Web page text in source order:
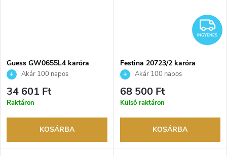
Guess GW0655L4 karóra
Akár 100 napos
visszaküldési lehetőség. Hivatalos
márkakereskedő.
34 601 Ft
Raktáron
KOSÁRBA
INGYENES
Festina 20723/2 karóra
Akár 100 napos
visszaküldési lehetőség. Hivatalos
márkakereskedő.
68 500 Ft
Külső raktáron
KOSÁRBA